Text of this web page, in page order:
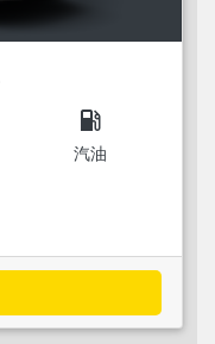
local_gas_station
汽油